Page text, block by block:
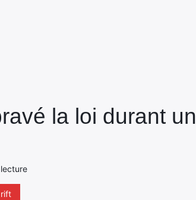
la loi durant un